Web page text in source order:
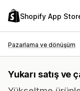
Shopify App
Pazarlama ve dönüşüm
Yukarı satış ve